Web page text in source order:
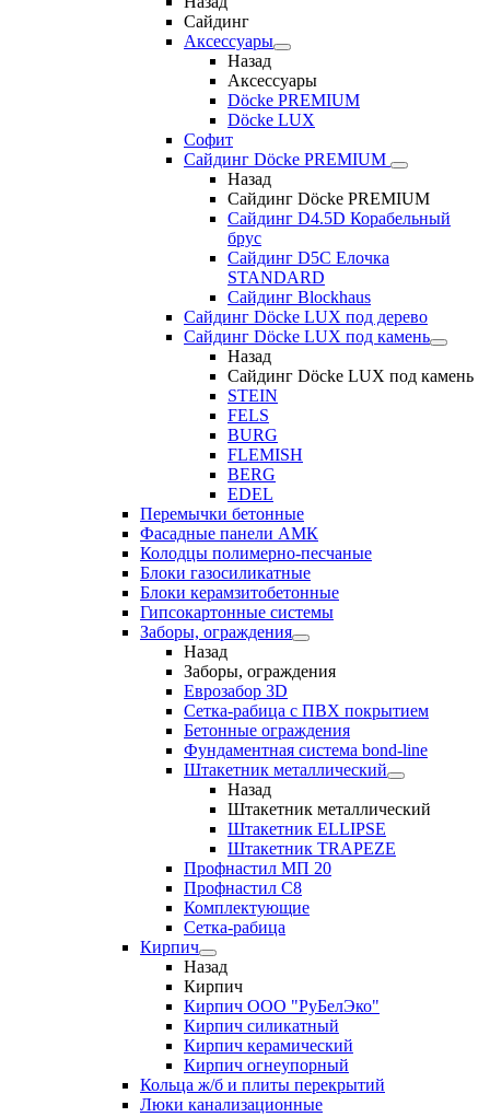
Сайдинг
Аксессуары
Назад
Аксессуары
Döcke PREMIUM
Döcke LUX
Софит
Сайдинг Döcke PREMIUM
Назад
Сайдинг Döcke PREMIUM
Сайдинг D4.5D Корабельный
брус
Сайдинг D5С Елочка
STANDARD
Сайдинг Blockhaus
Сайдинг Döcke LUX под дерево
Сайдинг Döcke LUX под камень
Назад
Сайдинг Döcke LUX под камень
STEIN
FELS
BURG
FLEMISH
BERG
EDEL
Перемычки бетонные
Фасадные панели АМК
Колодцы полимерно-песчаные
Блоки газосиликатные
Блоки керамзитобетонные
Гипсокартонные системы
Заборы, ограждения
Назад
Заборы, ограждения
Еврозабор 3D
Сетка-рабица с ПВХ покрытием
Бетонные ограждения
Фундаментная система bond-line
Штакетник металлический
Назад
Штакетник металлический
Штакетник ELLIPSE
Штакетник TRAPEZE
Профнастил МП 20
Профнастил С8
Комплектующие
Сетка-рабица
Кирпич
Назад
Кирпич
Кирпич ООО "РуБелЭко"
Кирпич силикатный
Кирпич керамический
Кирпич огнеупорный
Кольца ж/б и плиты перекрытий
Люки канализационные